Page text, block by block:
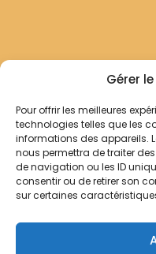
Gérer
Pour offrir les meilleures
technologies telles que les
informations des appareils.
nous permettra de traiter
de navigation ou les ID
consentir ou de retirer son
sur certaines
Archives
RECHERCHER
Comment chercher ?
Les archives
Notre démarche
Contact